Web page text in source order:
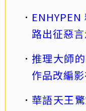
路出征惡
推理大師
作品改編
華語天王